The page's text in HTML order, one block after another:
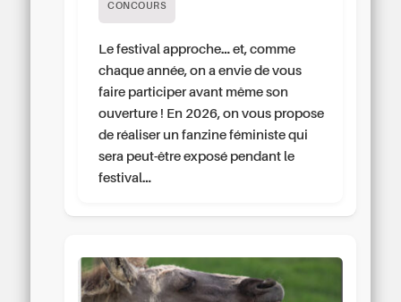
CONCOURS
Le festival approche… et, comme
chaque année, on a envie de vous
faire participer avant même son
ouverture ! En 2026, on vous propose
de réaliser un fanzine féministe qui
sera peut-être exposé pendant le
festival…